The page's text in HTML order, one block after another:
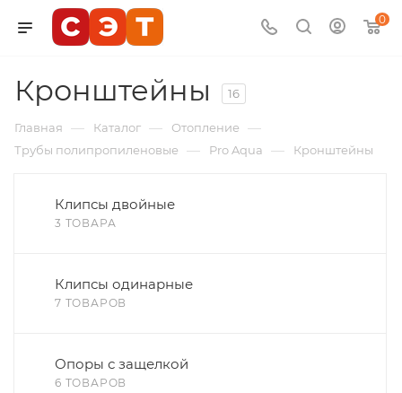
0
Кронштейны 16
Главная — Каталог — Отопление —
Трубы полипропиленовые — Pro Aqua — Кронштейны
Клипсы двойные
3 ТОВАРА
Клипсы одинарные
7 ТОВАРОВ
Опоры с защелкой
6 ТОВАРОВ